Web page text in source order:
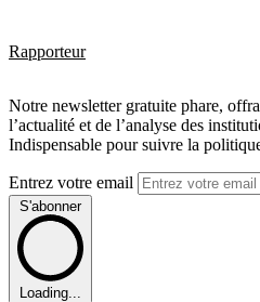
Rapporteur
Notre newsletter gratuite phare,
l’actualité et de l’analyse des
Indispensable pour suivre la
Entrez votre email
S'abonner
Loading...